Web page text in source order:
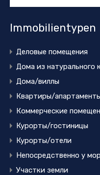
Immobilientypen
Деловые помещения
Дома из натурального
Дома/виллы
Квартиры/
Коммерческие
Курорты/гостиницы
Курорты/отели
Непосредственно у
Участки земли